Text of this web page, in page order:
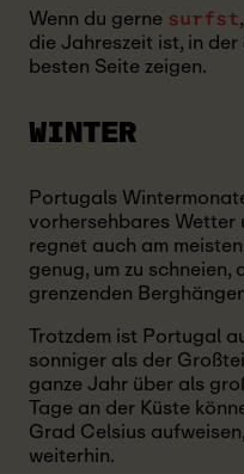
Wenn du gerne surfst
die Jahreszeit ist, in
besten Seite zeigen.
WINTER
Portugals
vorhersehbares Wetter
regnet auch am
genug, um zu
grenzenden
Trotzdem ist Portugal
sonniger als der
ganze Jahr über als
Tage an der Küste
Grad Celsius
weiterhin.